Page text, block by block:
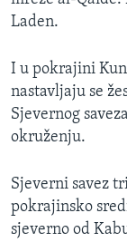
PRATITE NAS
Jezici
Laden.
I u pokrajini
nastavljaju se
Sjevernog
okruženju.
Sjeverni savez
pokrajinsko
sjeverno od